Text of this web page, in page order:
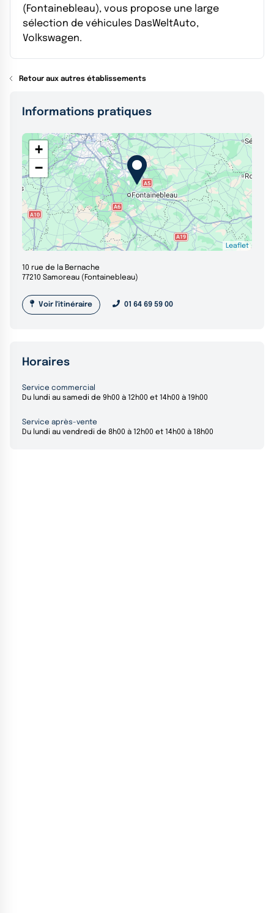
(Fontainebleau), vous propose une large
sélection de véhicules DasWeltAuto,
Volkswagen.
Retour aux autres établissements
Informations pratiques
+
−
Leaflet
10 rue de la Bernache
77210 Samoreau (Fontainebleau)
Voir l'itinéraire 01 64 69 59 00
Horaires
Service commercial
Du lundi au samedi de 9h00 à 12h00 et 14h00 à 19h00
Service après-vente
Du lundi au vendredi de 8h00 à 12h00 et 14h00 à 18h00